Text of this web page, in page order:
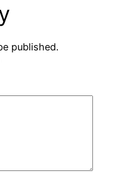
published.